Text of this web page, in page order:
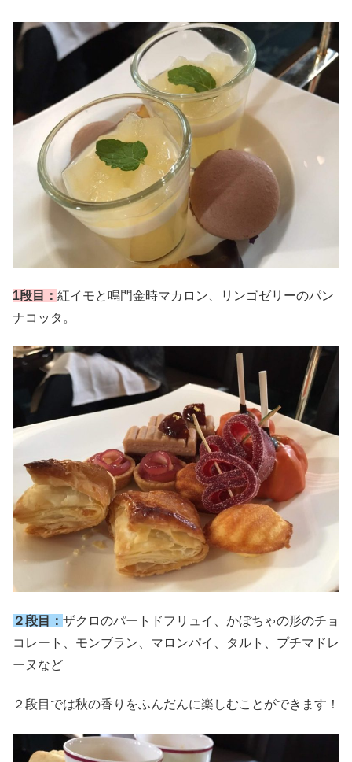
1段目： 紅イモと鳴門金時マカロン、リンゴゼリーのパン
ナコッタ。
２段目： ザクロのパートドフリュイ、かぼちゃの形のチョ
コレート、モンブラン、マロンパイ、タルト、プチマドレ
ーヌなど
２段目では秋の香りをふんだんに楽しむことができます！